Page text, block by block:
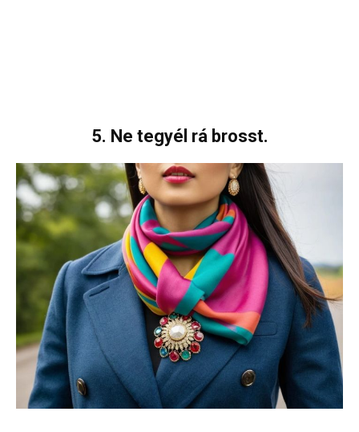
5. Ne tegyél rá brosst.